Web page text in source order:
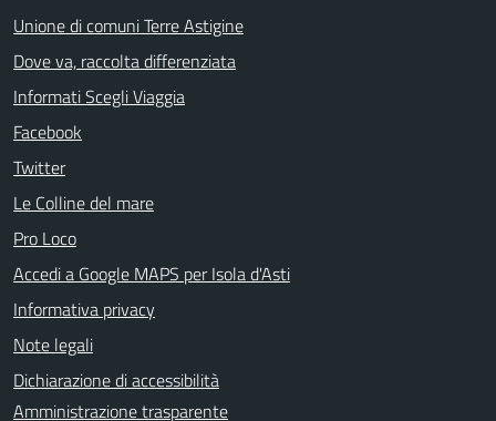
Unione di comuni Terre Astigine
Dove va, raccolta differenziata
Informati Scegli Viaggia
Facebook
Twitter
Le Colline del mare
Pro Loco
Accedi a Google MAPS per Isola d'Asti
Informativa privacy
Note legali
Dichiarazione di accessibilità
Amministrazione trasparente